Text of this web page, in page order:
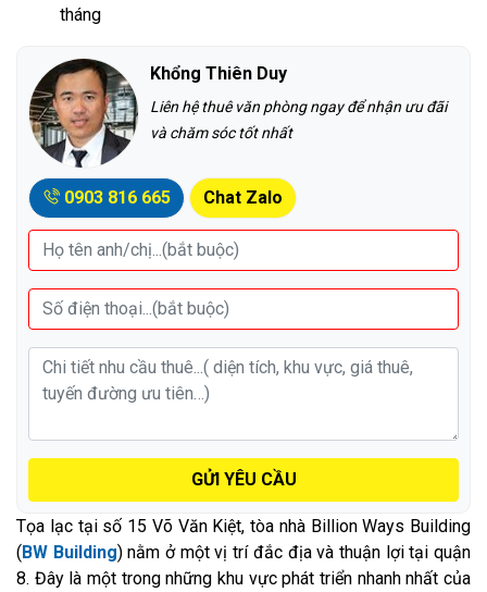
tháng
Khổng Thiên Duy
Liên hệ thuê văn phòng ngay để nhận ưu đãi
và chăm sóc tốt nhất
0903 816 665 Chat Zalo
GỬI YÊU CẦU
Tọa lạc tại số 15 Võ Văn Kiệt, tòa nhà Billion Ways Building
(BW Building) nằm ở một vị trí đắc địa và thuận lợi tại quận
8. Đây là một trong những khu vực phát triển nhanh nhất của